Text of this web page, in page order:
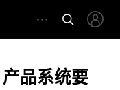
品系统要